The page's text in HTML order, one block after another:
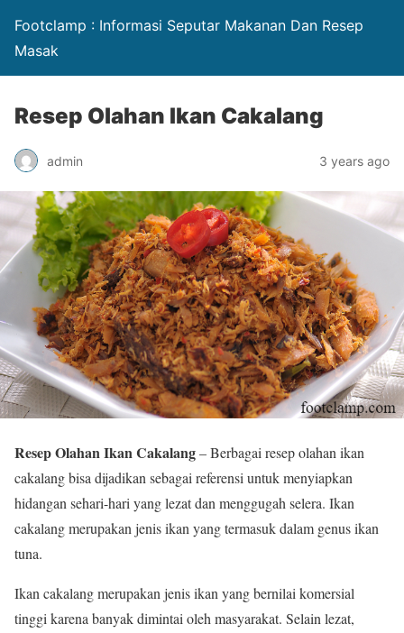
Footclamp : Informasi Seputar Makanan Dan Resep
Masak
Resep Olahan Ikan Cakalang
admin 3 years ago
Resep Olahan Ikan Cakalang– Berbagai resep olahan ikan
cakalang bisa dijadikan sebagai referensi untuk menyiapkan
hidangan sehari-hari yang lezat dan menggugah selera. Ikan
cakalang merupakan jenis ikan yang termasuk dalam genus ikan
tuna.
Ikan cakalang merupakan jenis ikan yang bernilai komersial
tinggi karena banyak dimintai oleh masyarakat. Selain lezat,